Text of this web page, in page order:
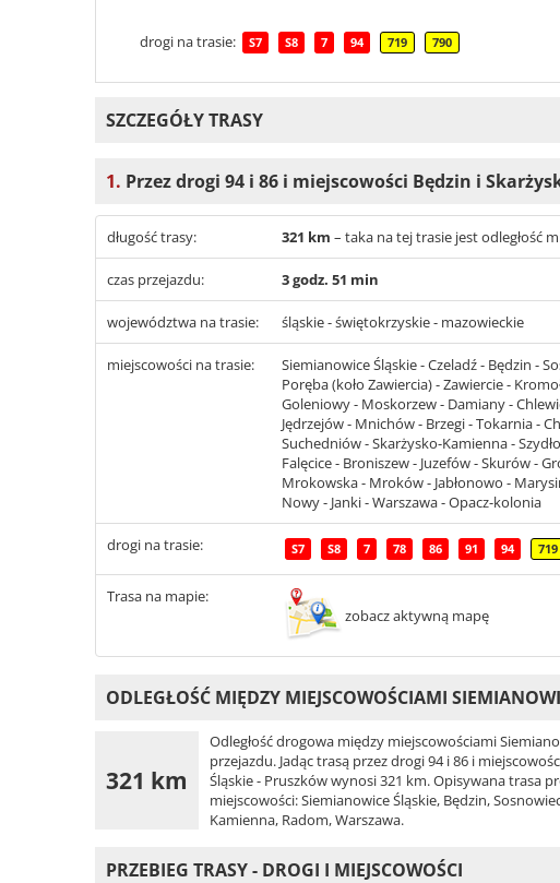
drogi na trasie: S7 S8 7 94 719 790
SZCZEGÓŁY TRASY
1. Przez drogi 94 i 86 i miejscowości Będzin i
długość trasy: 321 km – taka na tej trasie jest odległość
czas przejazdu: 3 godz. 51 min
województwa na trasie: śląskie - świętokrzyskie - mazowieckie
miejscowości na trasie:
Siemianowice Śląskie - Czeladź - Będzin -
Poręba (koło Zawiercia) - Zawiercie -
Goleniowy - Moskorzew - Damiany -
Jędrzejów - Mnichów - Brzegi - Tokarnia -
Suchedniów - Skarżysko-Kamienna -
Falęcice - Broniszew - Juzefów - Skurów -
Mrokowska - Mroków - Jabłonowo -
Nowy - Janki - Warszawa - Opacz-kolonia
drogi na trasie: S7 S8 7 78 86 91 94 719
Trasa na mapie:
zobacz aktywną mapę
ODLEGŁOŚĆ MIĘDZY MIEJSCOWOŚCIAMI
321 km
Odległość drogowa między miejscowościami
przejazdu. Jadąc trasą przez drogi 94 i 86 i
Śląskie - Pruszków wynosi 321 km. Opisywana trasa
miejscowości: Siemianowice Śląskie, Będzin,
Kamienna, Radom, Warszawa.
PRZEBIEG TRASY - DROGI I MIEJSCOWOŚCI